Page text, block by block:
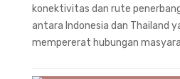
konektivitas dan rute
antara Indonesia dan Thailand
mempererat hubungan